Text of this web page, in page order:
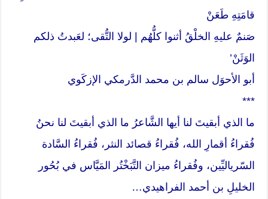
قامَتِهِ طَعَنْ
صَنمٌ عليهِ الخلْقُ أثنوا كلُّهُم | لولا التُّقى؛ لعَبدتُ ذلكم
الوَثَنْ’
أبو الأحوَل سالم بن محمد الدَّرمكي الإزكَوي
***
ما الذي أبقيتَ لنا أيها الشَّاعرُ ما الذي أبقيتَ لنا نحنُ
فُقراءُ أقمارِ الله، فُقراءُ قصائد النثر، فُقراءُ السَّادة
السّرياليِّين، وفُقراءُ ميزان التَّبَخْتُر المَيَّاس في بُحُور
الخليلِ بن أحمد الفراهيدي…